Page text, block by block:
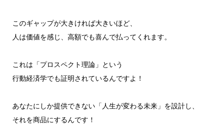
このギャップが大きければ大きいほど、
人は価値を感じ、高額でも喜んで払ってくれます。
これは「プロスペクト理論」という
行動経済学でも証明されているんですよ！
あなたにしか提供できない「人生が変わる未来」を設計し、
それを商品にするんです！